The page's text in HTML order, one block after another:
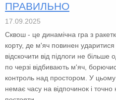
ПРАВИЛЬНО
17.09.2025
Сквош - це динамічна гра з
корту, де м'яч повинен ударитися
відскочити від підлоги не
по черзі відбивають м'яч,
контроль над простором. У цьому
немає часу на відпочинок і